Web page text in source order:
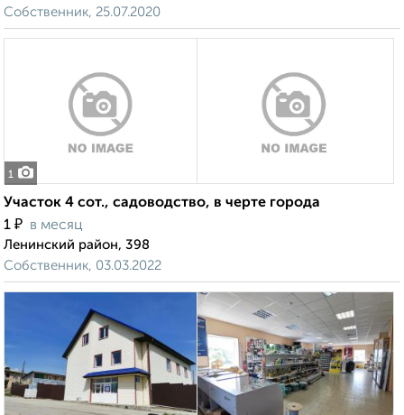
Собственник, 25.07.2020
1
Участок 4 сот., садоводство, в черте города
1 ₽ в месяц
Ленинский район, 398
Собственник, 03.03.2022